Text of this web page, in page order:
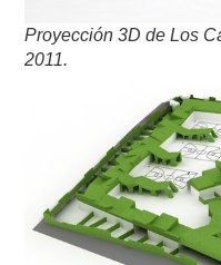
Proyección 3D de Los
2011.